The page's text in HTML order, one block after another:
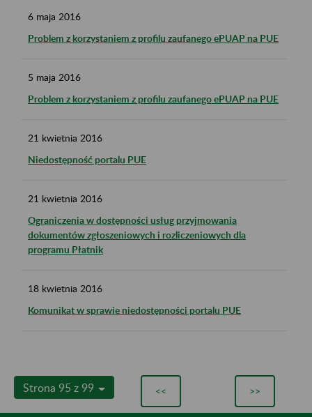
6 maja 2016
Problem z korzystaniem z profilu zaufanego ePUAP na PUE
5 maja 2016
Problem z korzystaniem z profilu zaufanego ePUAP na PUE
21 kwietnia 2016
Niedostępność portalu PUE
21 kwietnia 2016
Ograniczenia w dostępności usług przyjmowania
dokumentów zgłoszeniowych i rozliczeniowych dla
programu Płatnik
18 kwietnia 2016
Komunikat w sprawie niedostępności portalu PUE
Strona 95 z 99 << >>